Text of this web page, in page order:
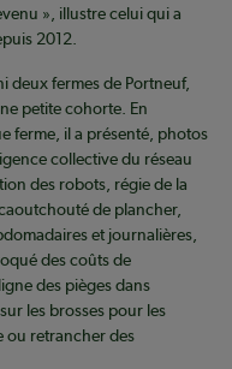
», illustre celui qui a
2012.
deux fermes de Portneuf,
petite cohorte. En
ferme, il a présenté, photos
collective du réseau
des robots, régie de la
de plancher,
et journalières,
des coûts de
des pièges dans
les brosses pour les
ou retrancher des